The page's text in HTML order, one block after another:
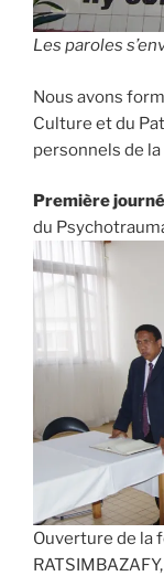
Les paroles
Nous avons
Culture et du
personnels de
Première
du
Ouverture de la